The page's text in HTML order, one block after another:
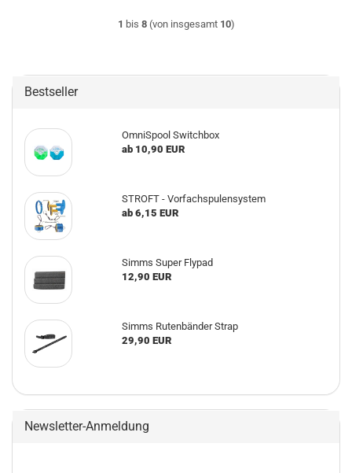
1 bis 8(von insgesamt 10)
Bestseller
OmniSpool Switchbox
ab 10,90 EUR
STROFT - Vorfachspulensystem
ab 6,15 EUR
Simms Super Flypad
12,90 EUR
Simms Rutenbänder Strap
29,90 EUR
Newsletter-Anmeldung